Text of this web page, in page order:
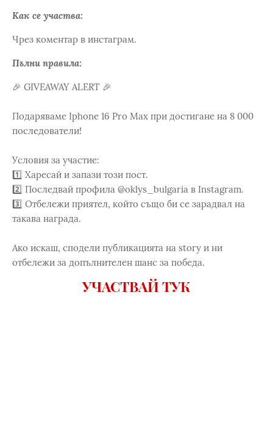
Как се участва:
Чрез коментар в инстаграм.
Пълни правила:
🎉 GIVEAWAY ALERT 🎉
Подаряваме Iphone 16 Pro Max при достигане на 8 000
последователи!
Условия за участие:
1️⃣ Харесай и запази този пост.
2️⃣ Последвай профила @oklys_bulgaria в Instagram.
3️⃣ Отбележи приятел, който също би се зарадвал на
такава награда.
Ако искаш, сподели публикацията на story и ни
отбележи за допълнителен шанс за победа.
УЧАСТВАЙ ТУК